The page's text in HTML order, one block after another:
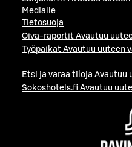
Medialle
Tietosuoja
Oiva-raportit Avautuu
Työpaikat Avautuu uuteen
Etsi ja varaa tiloja Avautuu
Sokoshotels.fi Avautuu